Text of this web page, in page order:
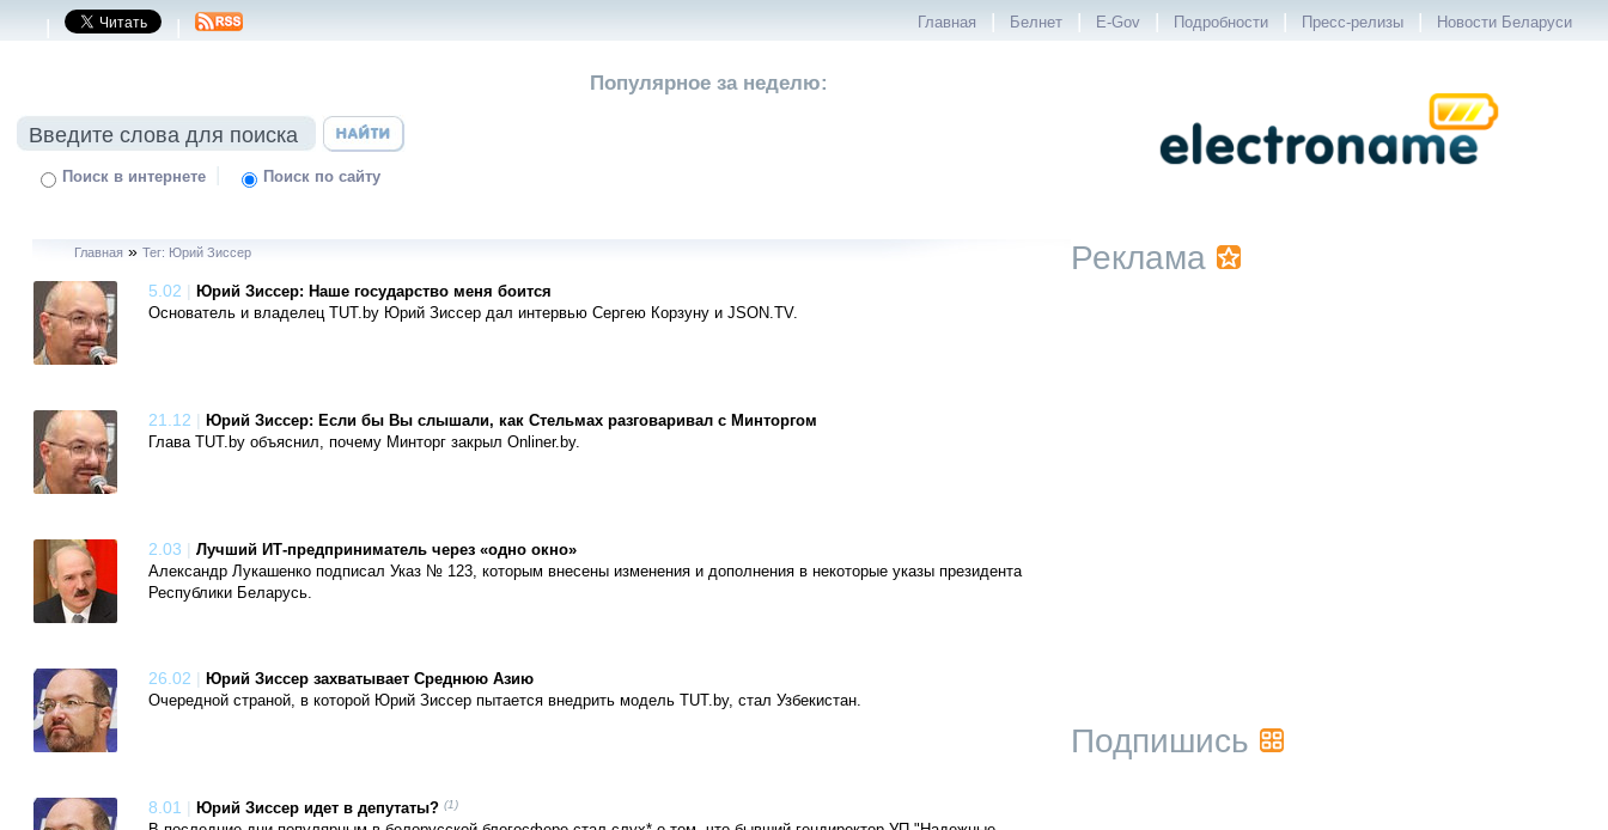
| | Главная | Белнет | E-Gov | Подробности | Пресс-релизы | Новости Беларуси
Поиск в интернете | Поиск по сайту
Популярное за неделю:
Главная » Тег: Юрий Зиссер
5.02 | Юрий Зиссер: Наше государство меня боится
Основатель и владелец TUT.by Юрий Зиссер дал интервью Сергею Корзуну и JSON.TV.
21.12 | Юрий Зиссер: Если бы Вы слышали, как Стельмах разговаривал с Минторгом
Глава TUT.by объяснил, почему Минторг закрыл Onliner.by.
2.03 | Лучший ИТ-предприниматель через «одно окно»
Александр Лукашенко подписал Указ № 123, которым внесены изменения и дополнения в некоторые указы президента
Республики Беларусь.
26.02 | Юрий Зиссер захватывает Среднюю Азию
Очередной страной, в которой Юрий Зиссер пытается внедрить модель TUT.by, стал Узбекистан.
8.01 | Юрий Зиссер идет в депутаты? (1)
Реклама
Подпишись